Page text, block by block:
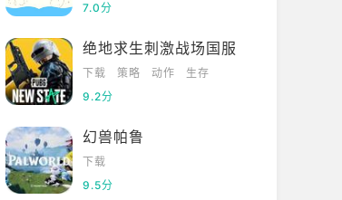
7.0分
绝地求生刺激战场国服
下载 策略 动作
生存
9.2分
幻兽帕鲁
下载
9.5分